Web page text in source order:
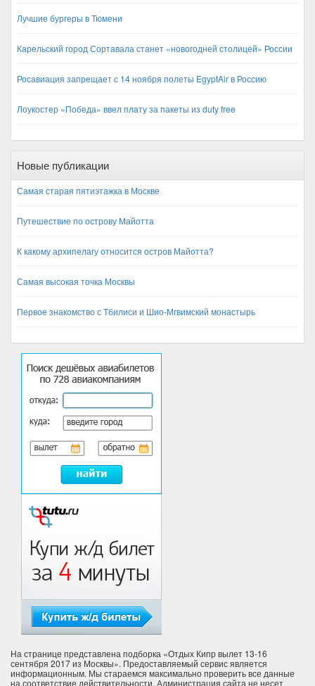
Лучшие бургеры в Тюмени
Карельский город Сортавала станет «новогодней столицей» России
Росавиация запрещает с 14 ноября полеты EgyptAir в Россию
Лоукостер «Победа» ввел плату за пакеты из duty free
Новые публикации
Самая старая пятиэтажка в Москве
Путешествие по острову Майотта
К какому архипелагу относится остров Майотта?
Самая высокая точка Москвы
Первое знакомство с Тбилиси и Шио-Мгвимский монастырь
На странице представлена подборка «Отдых Кипр вылет 13-16
сентября 2017 из Москвы». Предоставляемый сервис является
информационным. Мы стараемся максимально проверить все данные
на соответствие действительности. Администрация сайта не несет